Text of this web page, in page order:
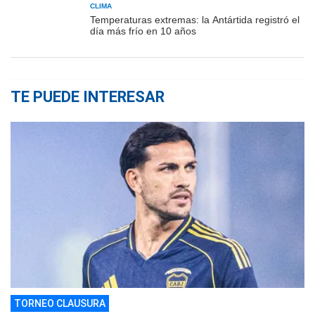
CLIMA
Temperaturas extremas: la Antártida registró el
día más frío en 10 años
TE PUEDE INTERESAR
TORNEO CLAUSURA